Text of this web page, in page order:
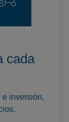
cada
e inversión,